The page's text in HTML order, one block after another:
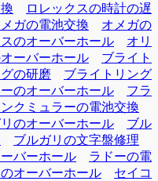
ロレックスの時計の遅
ガの電池交換
オメガの
のオーバーホール
オリ
ーバーホール
ブライト
の研磨
ブライトリング
のオーバーホール
フラ
クミュラーの電池交換
のオーバーホール
ブル
ブルガリの文字盤修理
バーホール
ラドーの電
オーバーホール
セイコ